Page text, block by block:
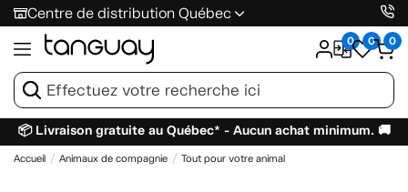
Centre de distribution Québec
0 0 0
📦 Livraison gratuite au Québec* - Aucun achat minimum. 🚚
Accueil Animaux de compagnie Tout pour votre animal